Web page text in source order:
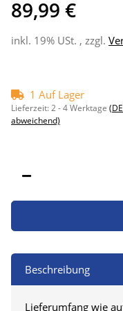
89,99 €
inkl. 19% USt. , zzgl.
1 Auf Lager
Lieferzeit:2 - 4 Werktage
abweichend)
Beschreibung
Lieferumfang wie